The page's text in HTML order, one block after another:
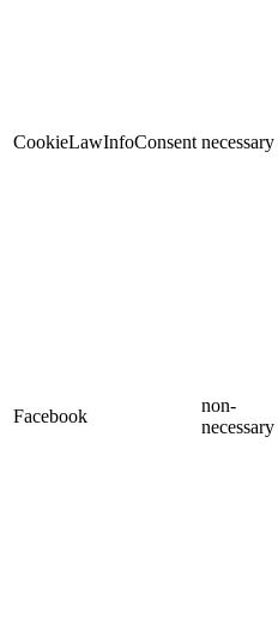
CookieLawInfoConsent necessary
Facebook
non-
necessary